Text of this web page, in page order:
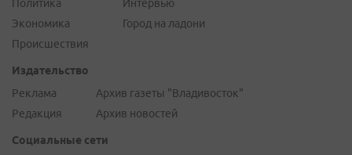
Политика
Экономика
Происшествия
Интервью
Город на ладони
Издательство
Реклама
Редакция
Архив газеты "Владивосток"
Архив новостей
Социальные сети